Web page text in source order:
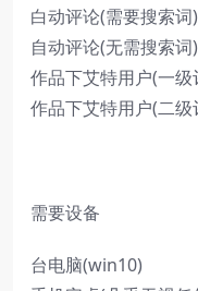
白动评论(需要搜索词)
自动评论(无需搜索词)
作品下艾特用户(一级
作品下艾特用户(二
需要设备
台电脑(win10)